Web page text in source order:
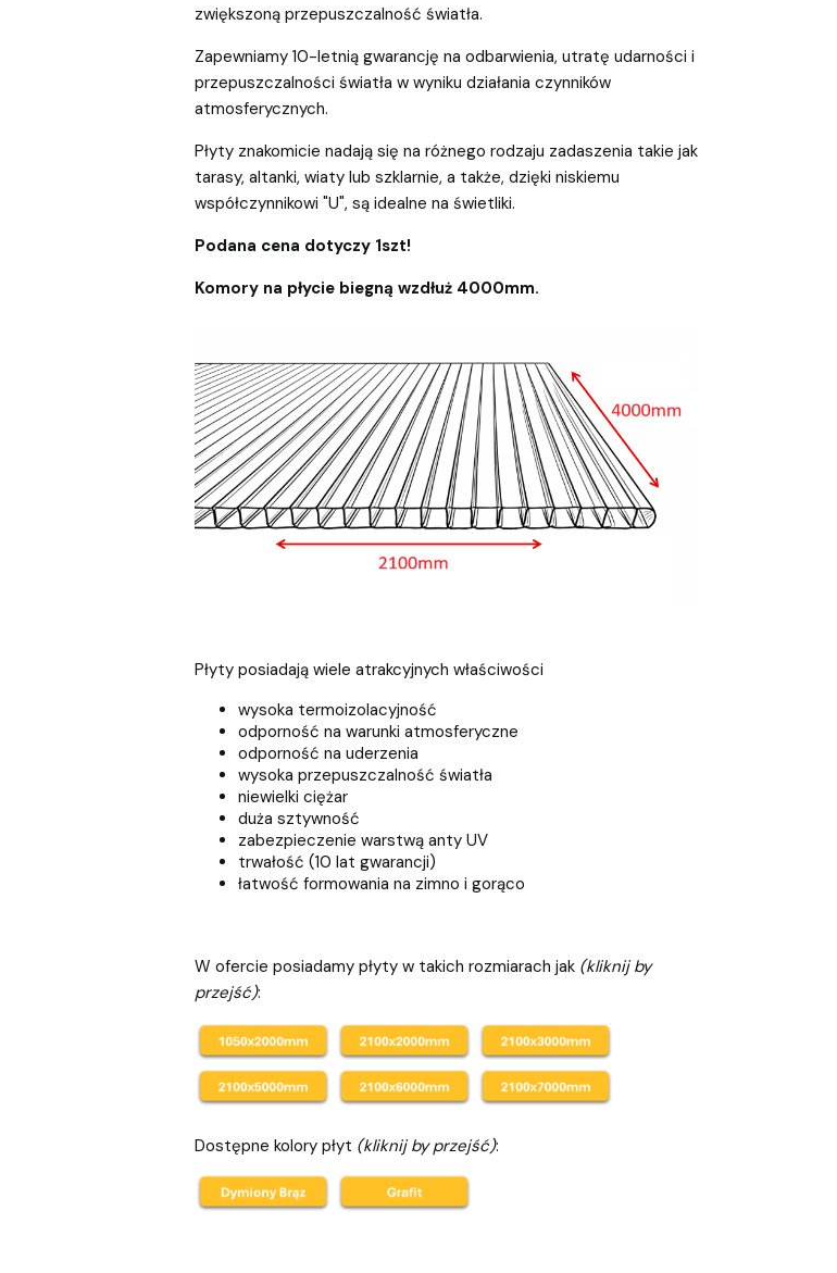
zwiększoną przepuszczalność światła.
Zapewniamy 10-letnią gwarancję na odbarwienia, utratę udarności i
przepuszczalności światła w wyniku działania czynników
atmosferycznych.
Płyty znakomicie nadają się na różnego rodzaju zadaszenia takie jak
tarasy, altanki, wiaty lub szklarnie, a także, dzięki niskiemu
współczynnikowi "U", są idealne na świetliki.
Podana cena dotyczy 1szt!
Komory na płycie biegną wzdłuż 4000mm.
Płyty posiadają wiele atrakcyjnych właściwości
wysoka termoizolacyjność
odporność na warunki atmosferyczne
odporność na uderzenia
wysoka przepuszczalność światła
niewielki ciężar
duża sztywność
zabezpieczenie warstwą anty UV
trwałość (10 lat gwarancji)
łatwość formowania na zimno i gorąco
W ofercie posiadamy płyty w takich rozmiarach jak (kliknij by
przejść):
Dostępne kolory płyt (kliknij by przejść):